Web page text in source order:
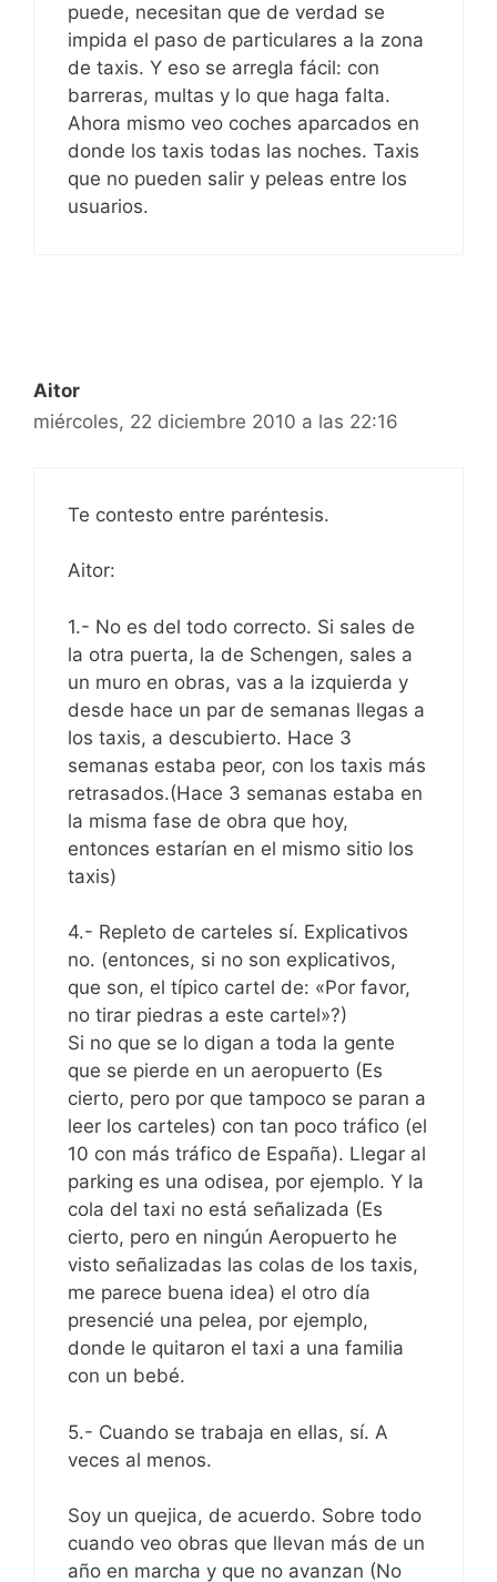
puede, necesitan que de verdad se
impida el paso de particulares a la zona
de taxis. Y eso se arregla fácil: con
barreras, multas y lo que haga falta.
Ahora mismo veo coches aparcados en
donde los taxis todas las noches. Taxis
que no pueden salir y peleas entre los
usuarios.
Aitor
miércoles, 22 diciembre 2010 a las 22:16
Te contesto entre paréntesis.
Aitor:
1.- No es del todo correcto. Si sales de
la otra puerta, la de Schengen, sales a
un muro en obras, vas a la izquierda y
desde hace un par de semanas llegas a
los taxis, a descubierto. Hace 3
semanas estaba peor, con los taxis más
retrasados.(Hace 3 semanas estaba en
la misma fase de obra que hoy,
entonces estarían en el mismo sitio los
taxis)
4.- Repleto de carteles sí. Explicativos
no. (entonces, si no son explicativos,
que son, el típico cartel de: «Por favor,
no tirar piedras a este cartel»?)
Si no que se lo digan a toda la gente
que se pierde en un aeropuerto (Es
cierto, pero por que tampoco se paran a
leer los carteles) con tan poco tráfico (el
10 con más tráfico de España). Llegar al
parking es una odisea, por ejemplo. Y la
cola del taxi no está señalizada (Es
cierto, pero en ningún Aeropuerto he
visto señalizadas las colas de los taxis,
me parece buena idea) el otro día
presencié una pelea, por ejemplo,
donde le quitaron el taxi a una familia
con un bebé.
5.- Cuando se trabaja en ellas, sí. A
veces al menos.
Soy un quejica, de acuerdo. Sobre todo
cuando veo obras que llevan más de un
año en marcha y que no avanzan (No